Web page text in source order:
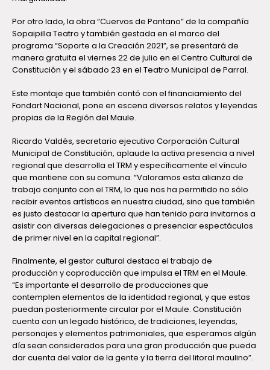
Por otro lado, la obra “Cuervos de Pantano” de la compañía
Sopaipilla Teatro y también gestada en el marco del
programa “Soporte a la Creación 2021”, se presentará de
manera gratuita el viernes 22 de julio en el Centro Cultural de
Constitución y el sábado 23 en el Teatro Municipal de Parral.
Este montaje que también contó con el financiamiento del
Fondart Nacional, pone en escena diversos relatos y leyendas
propias de la Región del Maule.
Ricardo Valdés, secretario ejecutivo Corporación Cultural
Municipal de Constitución, aplaude la activa presencia a nivel
regional que desarrolla el TRM y específicamente el vínculo
que mantiene con su comuna. “Valoramos esta alianza de
trabajo conjunto con el TRM, lo que nos ha permitido no sólo
recibir eventos artísticos en nuestra ciudad, sino que también
es justo destacar la apertura que han tenido para invitarnos a
asistir con diversas delegaciones a presenciar espectáculos
de primer nivel en la capital regional”.
Finalmente, el gestor cultural destaca el trabajo de
producción y coproducción que impulsa el TRM en el Maule.
“Es importante el desarrollo de producciones que
contemplen elementos de la identidad regional, y que estas
puedan posteriormente circular por el Maule. Constitución
cuenta con un legado histórico, de tradiciones, leyendas,
personajes y elementos patrimoniales, que esperamos algún
día sean considerados para una gran producción que pueda
dar cuenta del valor de la gente y la tierra del litoral maulino”.